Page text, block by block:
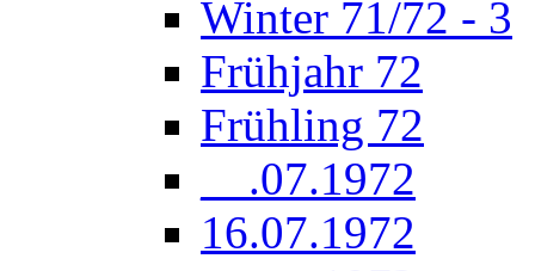
Winter 71/72 - 3
Frühjahr 72
Frühling 72
__.07.1972
16.07.1972